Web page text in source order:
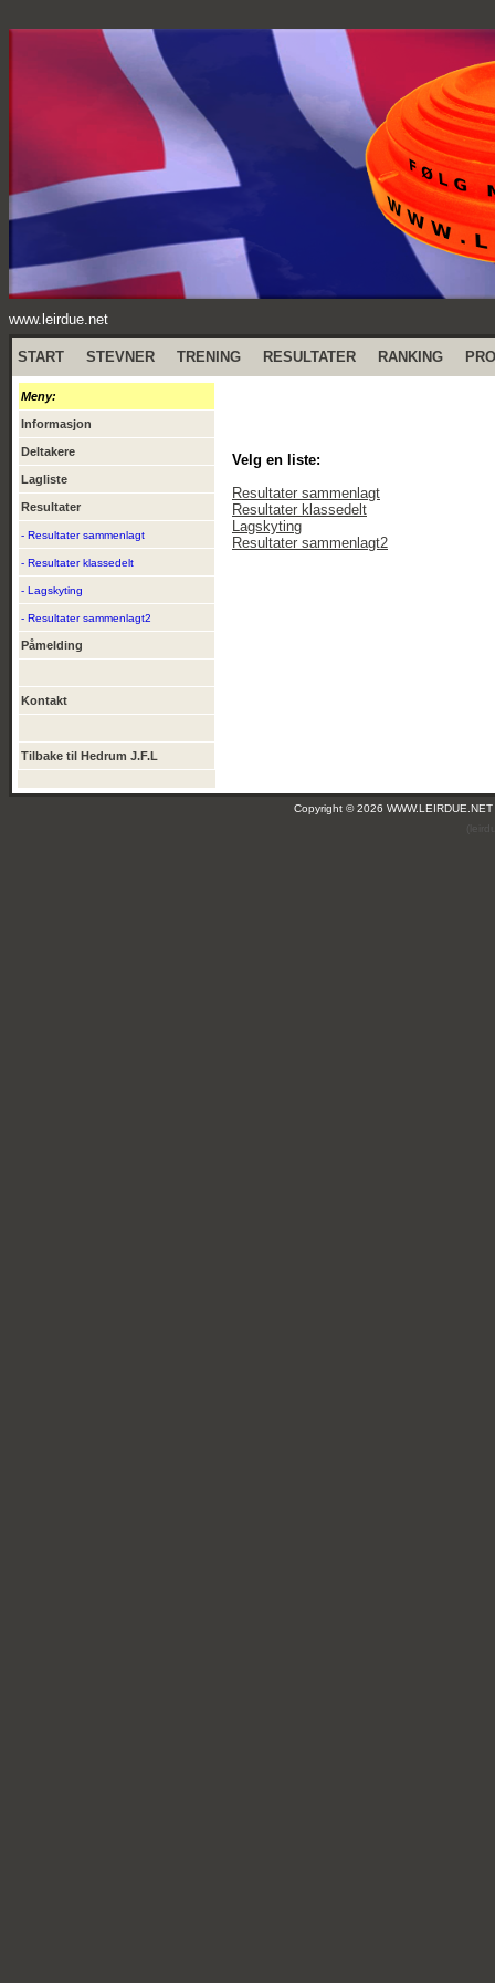
www.leirdue.net
START STEVNER TRENING RESULTATER RANKING
Meny:
Informasjon
Deltakere
Lagliste
Resultater
- Resultater sammenlagt
- Resultater klassedelt
- Lagskyting
- Resultater sammenlagt2
Påmelding
Kontakt
Tilbake til Hedrum J.F.L
Velg en liste:
Resultater sammenlagt
Resultater klassedelt
Lagskyting
Resultater sammenlagt2
Copyright © 2026